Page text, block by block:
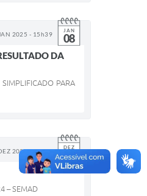
2025 - 15h39 JAN
08
DA
PARA
2024 - 08h56 DEZ
27
– SEMAD